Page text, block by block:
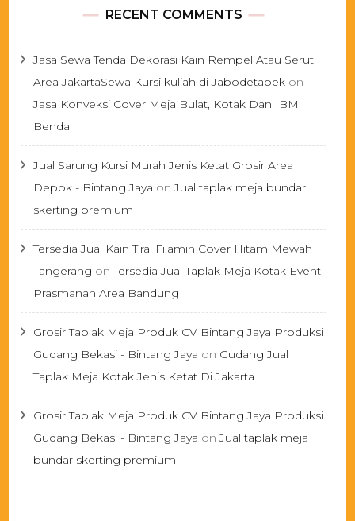
RECENT COMMENTS
Jasa Sewa Tenda Dekorasi Kain Rempel Atau Serut
Area JakartaSewa Kursi kuliah di Jabodetabek on
Jasa Konveksi Cover Meja Bulat, Kotak Dan IBM
Benda
Jual Sarung Kursi Murah Jenis Ketat Grosir Area
Depok - Bintang Jaya onJual taplak meja bundar
skerting premium
Tersedia Jual Kain Tirai Filamin Cover Hitam Mewah
Tangerang onTersedia Jual Taplak Meja Kotak Event
Prasmanan Area Bandung
Grosir Taplak Meja Produk CV Bintang Jaya Produksi
Gudang Bekasi - Bintang Jaya on Gudang Jual
Taplak Meja Kotak Jenis Ketat Di Jakarta
Grosir Taplak Meja Produk CV Bintang Jaya Produksi
Gudang Bekasi - Bintang Jaya onJual taplak meja
bundar skerting premium